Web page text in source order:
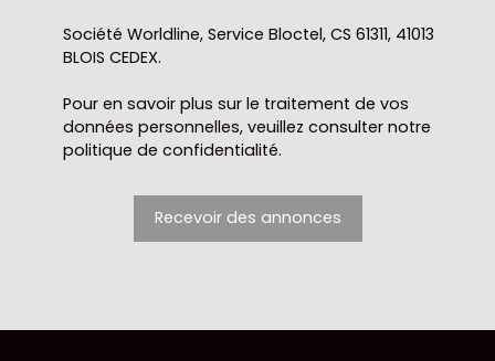
Société Worldline, Service Bloctel, CS 61311, 41013
BLOIS CEDEX.
Pour en savoir plus sur le traitement de vos
données personnelles, veuillez consulter notre
politique de confidentialité.
Recevoir des annonces